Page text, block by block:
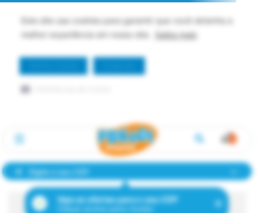
Este site usa cookies para garantir que você obtenha a
melhor experiência em nosso site.
Saiba mais
Digite o seu CEP
Veja as ofertas para o seu CEP